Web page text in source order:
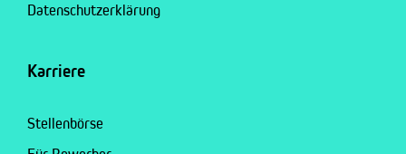
Datenschutzerklärung
Karriere
Stellenbörse